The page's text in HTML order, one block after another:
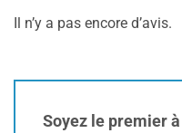
Il n’y a pas encore d’avis.
Soyez le premier